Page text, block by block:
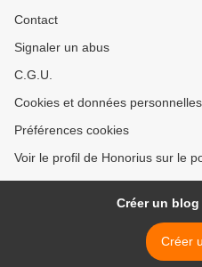
Contact
Signaler un abus
C.G.U.
Cookies et données personnelles
Préférences cookies
Voir le profil de Honorius sur le
Créer un
Créer